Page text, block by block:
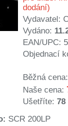
dodání)
Vydavatel:
Vydáno:
EAN/UPC:
Objednací
Běžná cena:
Naše cena:
Ušetříte: 78
SCR 200LP